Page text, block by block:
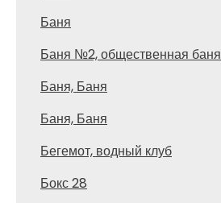
Баня
Баня №2, общественная баня
Баня, Баня
Баня, Баня
Бегемот, водный клуб
Бокс 28